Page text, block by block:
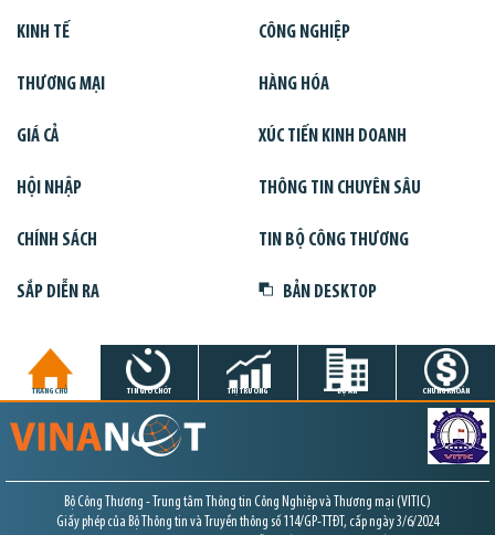
KINH TẾ CÔNG NGHIỆP
THƯƠNG MẠI HÀNG HÓA
GIÁ CẢ XÚC TIẾN KINH DOANH
HỘI NHẬP THÔNG TIN CHUYÊN SÂU
CHÍNH SÁCH TIN BỘ CÔNG THƯƠNG
SẮP DIỄN RA BẢN DESKTOP
TRANG CHỦ TIN GIỜ CHÓT THỊ TRƯỜNG DỰ ÁN CHỨNG KHOÁN
Bộ Công Thương - Trung tâm Thông tin Công Nghiệp và Thương mại (VITIC)
Giấy phép của Bộ Thông tin và Truyền thông số 114/GP-TTĐT, cấp ngày 3/6/2024